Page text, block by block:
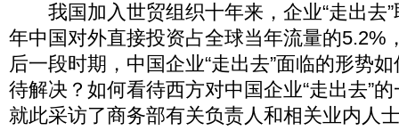
我国加入世贸组织十年来，企业“走出去”
年中国对外直接投资占全球当年流量的5.2%
后一段时期，中国企业“走出去”面临的形势
待解决？如何看待西方对中国企业“走出去”
就此采访了商务部有关负责人和相关业内人